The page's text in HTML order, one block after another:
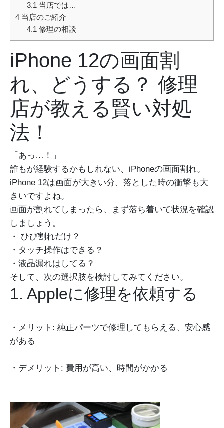
3.1当店では…
4 当店のご紹介
4.1修理の相談
iPhone 12の画面割
れ、どうする？ 修理
店が教える賢い対処
法！
「あっ…！」
誰もが経験するかもしれない、iPhoneの画面割れ。
iPhone 12は画面が大きい分、落とした時の衝撃も大
きいですよね。
画面が割れてしまったら、まず落ち着いて状況を確認
しましょう。
・ ひび割れだけ？
・タッチ操作はできる？
・液晶漏れはしてる？
そして、次の選択肢を検討してみてください。
1. Appleに修理を依頼する
・メリット: 純正パーツで修理してもらえる、安心感
がある
・デメリット: 費用が高い、時間がかかる